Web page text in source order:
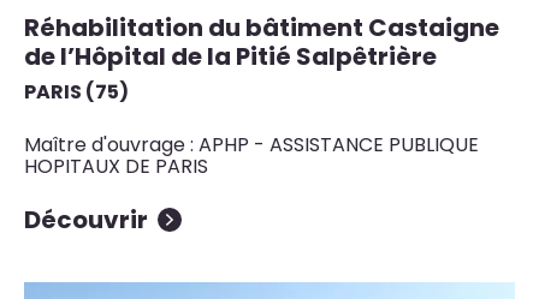
Réhabilitation du bâtiment Castaigne
de l’Hôpital de la Pitié Salpêtrière
PARIS (75)
Maître d'ouvrage : APHP - ASSISTANCE PUBLIQUE
HOPITAUX DE PARIS
Découvrir